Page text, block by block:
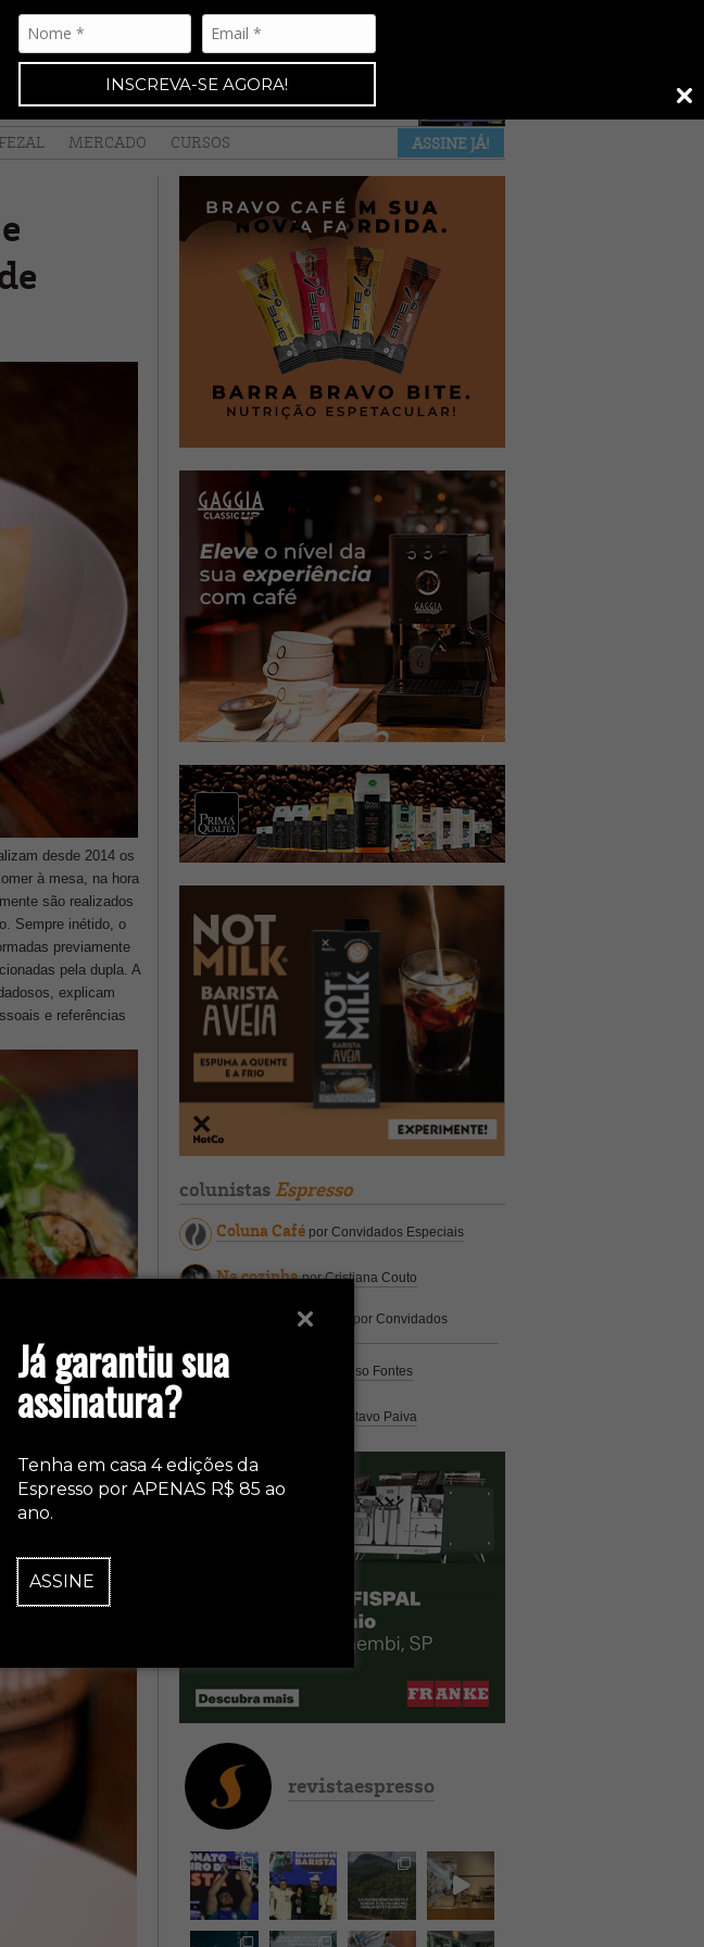
Já garantiu sua
assinatura?
Tenha em casa 4 edições da
Espresso por APENAS R$ 85 ao
ano.
ASSINE
INSCREVA-SE AGORA!
•NAS BANCAS
MERCADO ASSINE JÁ!
CURSOS
desde 2014 os
à mesa, na hora
são realizados
Sempre inétido, o
previamente
pela dupla. A
explicam
e referências
colunistas Espresso
Coluna Café por Convidados Especiais
Na cozinhapor Cristiana Couto
Café com História
por Convidados
Análise por Caio Alonso Fontes
por Gustavo Paiva
revistaespresso